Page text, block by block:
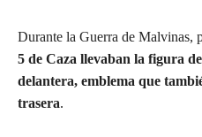
Durante la Guerra de Malvinas,
5 de Caza llevaban la figura
delantera, emblema que
trasera.